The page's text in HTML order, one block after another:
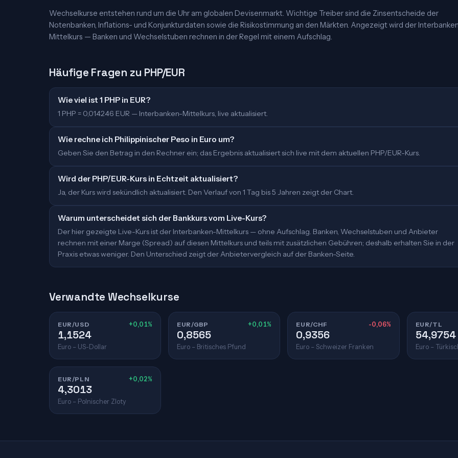
Wechselkurse entstehen rund um die Uhr am globalen Devisenmarkt. Wichtige Treiber sind die Zinsentscheide der
Notenbanken, Inflations- und Konjunkturdaten sowie die Risikostimmung an den Märkten. Angezeigt wird der
Mittelkurs — Banken und Wechselstuben rechnen in der Regel mit einem Aufschlag.
Häufige Fragen zu PHP/EUR
Wie viel ist 1 PHP in EUR?
1 PHP = 0,014246 EUR — Interbanken-Mittelkurs, live aktualisiert.
Wie rechne ich Philippinischer Peso in Euro um?
Geben Sie den Betrag in den Rechner ein; das Ergebnis aktualisiert sich live mit dem aktuellen PHP/EUR-Kurs.
Wird der PHP/EUR-Kurs in Echtzeit aktualisiert?
Ja, der Kurs wird sekündlich aktualisiert. Den Verlauf von 1 Tag bis 5 Jahren zeigt der Chart.
Warum unterscheidet sich der Bankkurs vom Live-Kurs?
Der hier gezeigte Live-Kurs ist der Interbanken-Mittelkurs — ohne Aufschlag. Banken, Wechselstuben und Anbieter
rechnen mit einer Marge (Spread) auf diesen Mittelkurs und teils mit zusätzlichen Gebühren; deshalb erhalten Sie in der
Praxis etwas weniger. Den Unterschied zeigt der Anbietervergleich auf der Banken-Seite.
Verwandte Wechselkurse
EUR/USD +0,01%
1,1524
Euro – US-Dollar
EUR/GBP +0,01%
0,8565
Euro – Britisches Pfund
EUR/CHF -0,06%
0,9356
Euro – Schweizer Franken
EUR/TL
54,9754
Euro –
EUR/PLN +0,02%
4,3013
Euro – Polnischer Zloty